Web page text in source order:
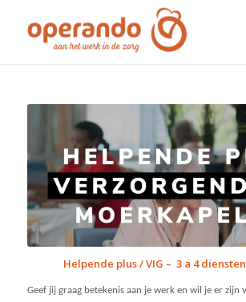
Helpende plus / VIG – 3 a 4
Geef jij graag betekenis aan je werk en wil je er zijn